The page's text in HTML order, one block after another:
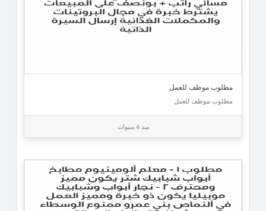
مطلوب موظف للعمل
مطلوب موظف للعمل
منذ 4 سنوات